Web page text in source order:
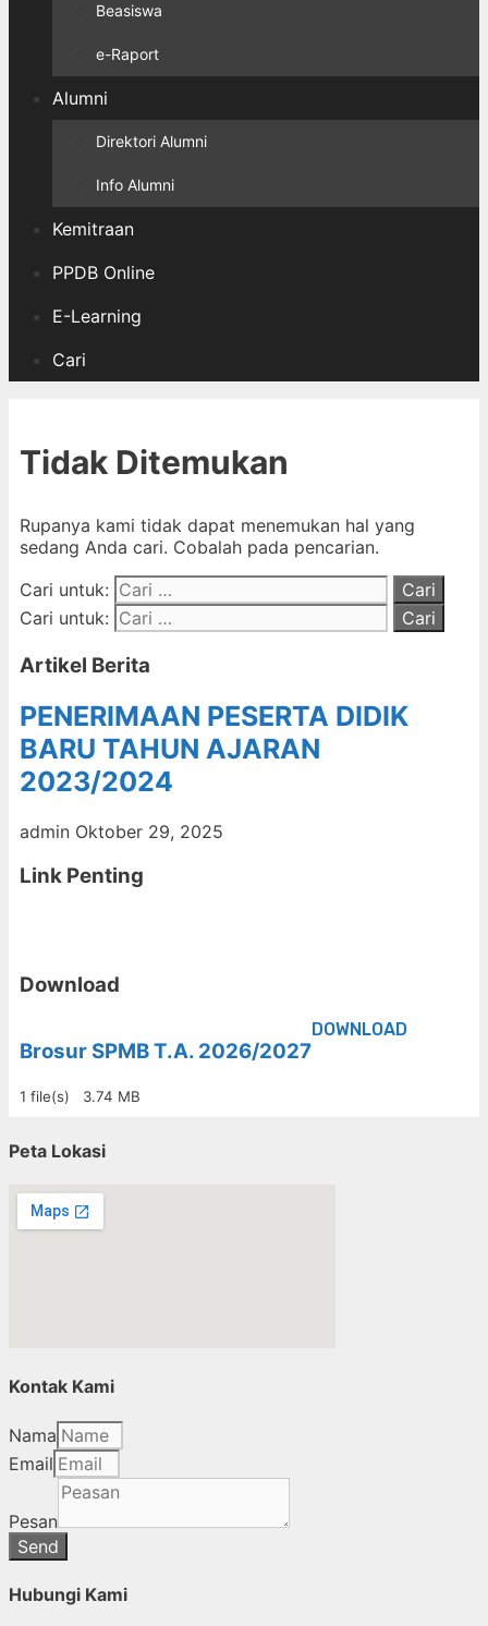
Beasiswa
e-Raport
Alumni
Direktori Alumni
Info Alumni
Kemitraan
PPDB Online
E-Learning
Cari
Tidak Ditemukan
Rupanya kami tidak dapat menemukan hal yang
sedang Anda cari. Cobalah pada pencarian.
Cari untuk:
Cari untuk:
Artikel Berita
PENERIMAAN PESERTA DIDIK
BARU TAHUN AJARAN
2023/2024
admin Oktober 29, 2025
Link Penting
Download
Brosur SPMB T.A. 2026/2027
1 file(s) 3.74 MB
DOWNLOAD
Peta Lokasi
Kontak Kami
Nama
Email
Pesan
Send
Hubungi Kami